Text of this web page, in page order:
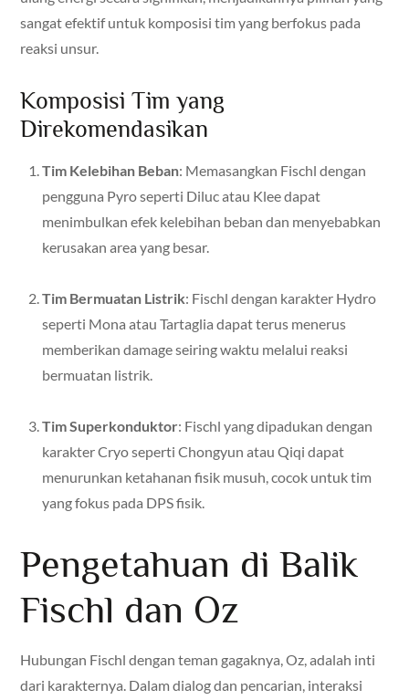
sangat efektif untuk komposisi tim yang berfokus pada
reaksi unsur.
Komposisi Tim yang
Direkomendasikan
Tim Kelebihan Beban: Memasangkan Fischl dengan
pengguna Pyro seperti Diluc atau Klee dapat
menimbulkan efek kelebihan beban dan menyebabkan
kerusakan area yang besar.
Tim Bermuatan Listrik: Fischl dengan karakter Hydro
seperti Mona atau Tartaglia dapat terus menerus
memberikan damage seiring waktu melalui reaksi
bermuatan listrik.
Tim Superkonduktor: Fischl yang dipadukan dengan
karakter Cryo seperti Chongyun atau Qiqi dapat
menurunkan ketahanan fisik musuh, cocok untuk tim
yang fokus pada DPS fisik.
Pengetahuan di Balik
Fischl dan Oz
Hubungan Fischl dengan teman gagaknya, Oz, adalah inti
dari karakternya. Dalam dialog dan pencarian, interaksi